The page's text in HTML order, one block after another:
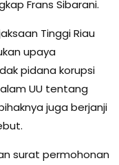
Frans Sibarani.
Tinggi Riau
upaya
pidana korupsi
UU tentang
juga berjanji
surat permohonan